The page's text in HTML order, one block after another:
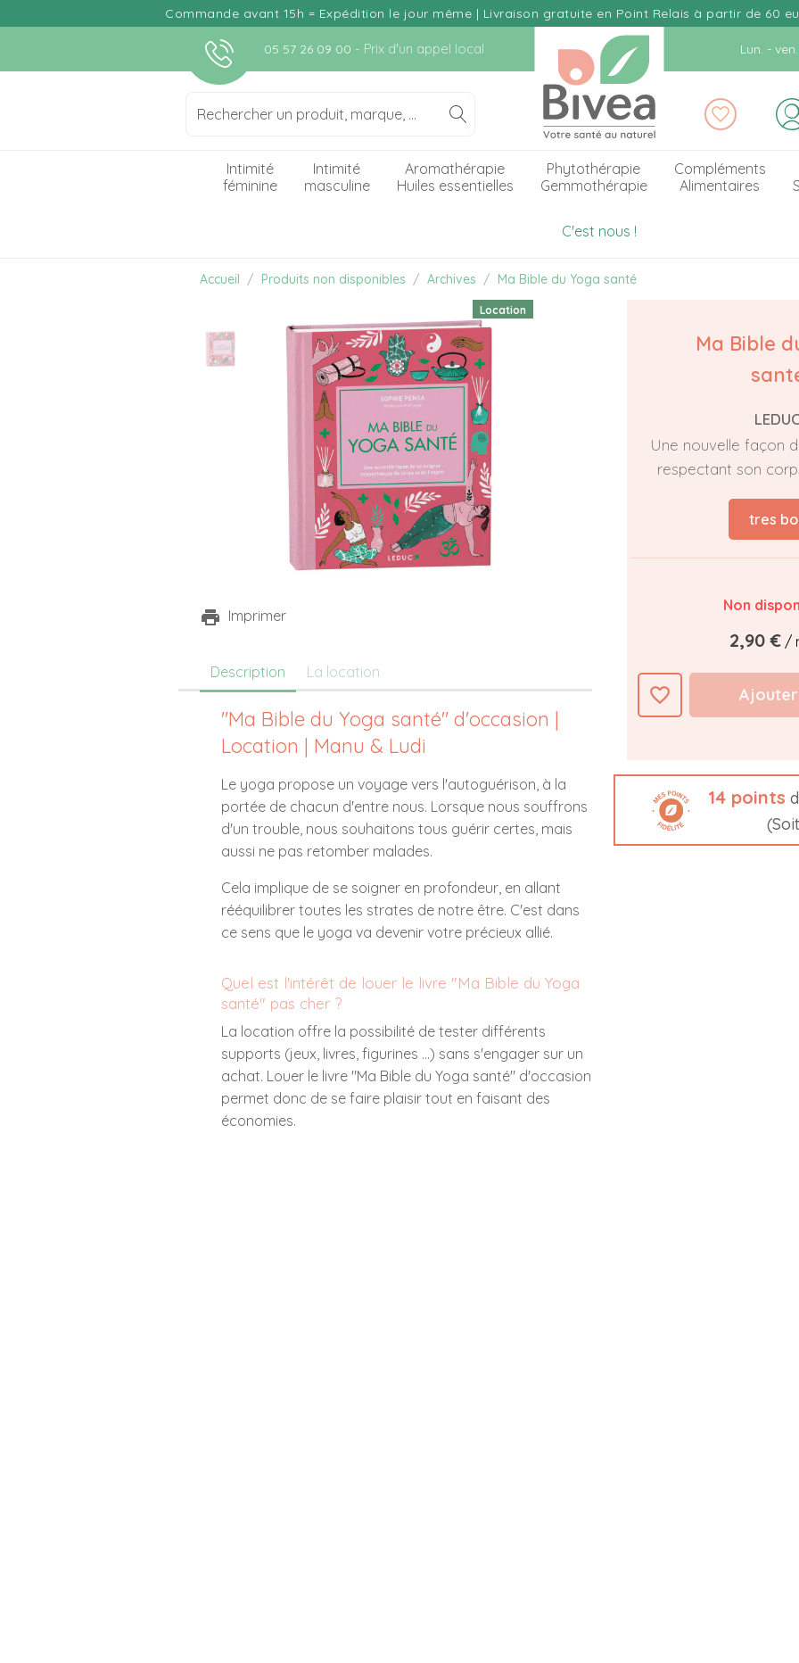
Commande avant 15h = Expédition le jour même | Livraison gratuite en Point Relais à partir de 60
05 57 26 09 00 - Prix d'un appel local Lun. -
Intimité
féminine
Intimité
masculine
Aromathérapie
Huiles essentielles
Phytothérapie
Gemmothérapie
Compléments
Alimentaires
C'est nous !
Accueil Produits non disponibles Archives Ma Bible du Yoga santé
Location
Imprimer
Ma Bible
Une nouvelle façon
respectant son
tres
Non
2,90 € /
favorite_border
14 points
(Soit
Description La location
"Ma Bible du Yoga santé" d'occasion |
Location | Manu & Ludi
Le yoga propose un voyage vers l'autoguérison, à la
portée de chacun d'entre nous. Lorsque nous souffrons
d'un trouble, nous souhaitons tous guérir certes, mais
aussi ne pas retomber malades.
Cela implique de se soigner en profondeur, en allant
rééquilibrer toutes les strates de notre être. C'est dans
ce sens que le yoga va devenir votre précieux allié.
Quel est l'intérêt de louer le livre "Ma Bible du Yoga
santé" pas cher ?
La location offre la possibilité de tester différents
supports (jeux, livres, figurines ...) sans s'engager sur un
achat. Louer le livre "Ma Bible du Yoga santé" d'occasion
permet donc de se faire plaisir tout en faisant des
économies.